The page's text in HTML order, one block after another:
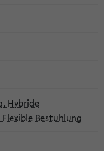
Hybride
Bestuhlung